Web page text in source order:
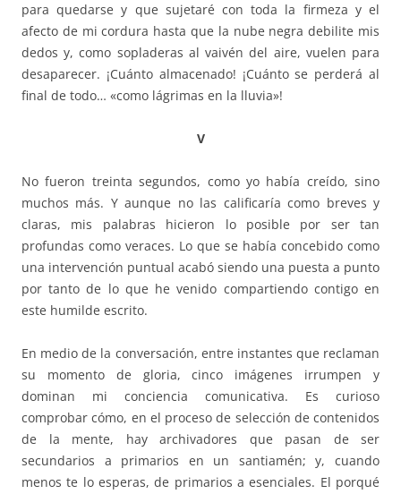
para quedarse y que sujetaré con toda la firmeza y el
afecto de mi cordura hasta que la nube negra debilite mis
dedos y, como sopladeras al vaivén del aire, vuelen para
desaparecer. ¡Cuánto almacenado! ¡Cuánto se perderá al
final de todo… «como lágrimas en la lluvia»!
V
No fueron treinta segundos, como yo había creído, sino
muchos más. Y aunque no las calificaría como breves y
claras, mis palabras hicieron lo posible por ser tan
profundas como veraces. Lo que se había concebido como
una intervención puntual acabó siendo una puesta a punto
por tanto de lo que he venido compartiendo contigo en
este humilde escrito.
En medio de la conversación, entre instantes que reclaman
su momento de gloria, cinco imágenes irrumpen y
dominan mi conciencia comunicativa. Es curioso
comprobar cómo, en el proceso de selección de contenidos
de la mente, hay archivadores que pasan de ser
secundarios a primarios en un santiamén; y, cuando
menos te lo esperas, de primarios a esenciales. El porqué